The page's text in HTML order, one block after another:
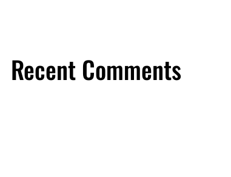
Recent Comments